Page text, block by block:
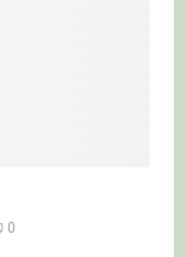
0